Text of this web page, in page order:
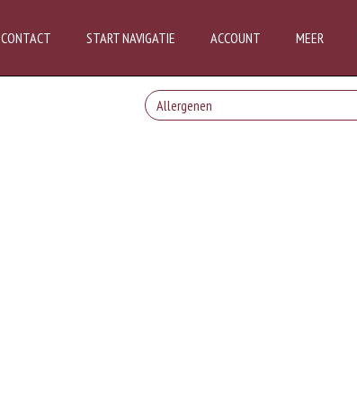
CONTACT START NAVIGATIE ACCOUNT MEER
Allergenen